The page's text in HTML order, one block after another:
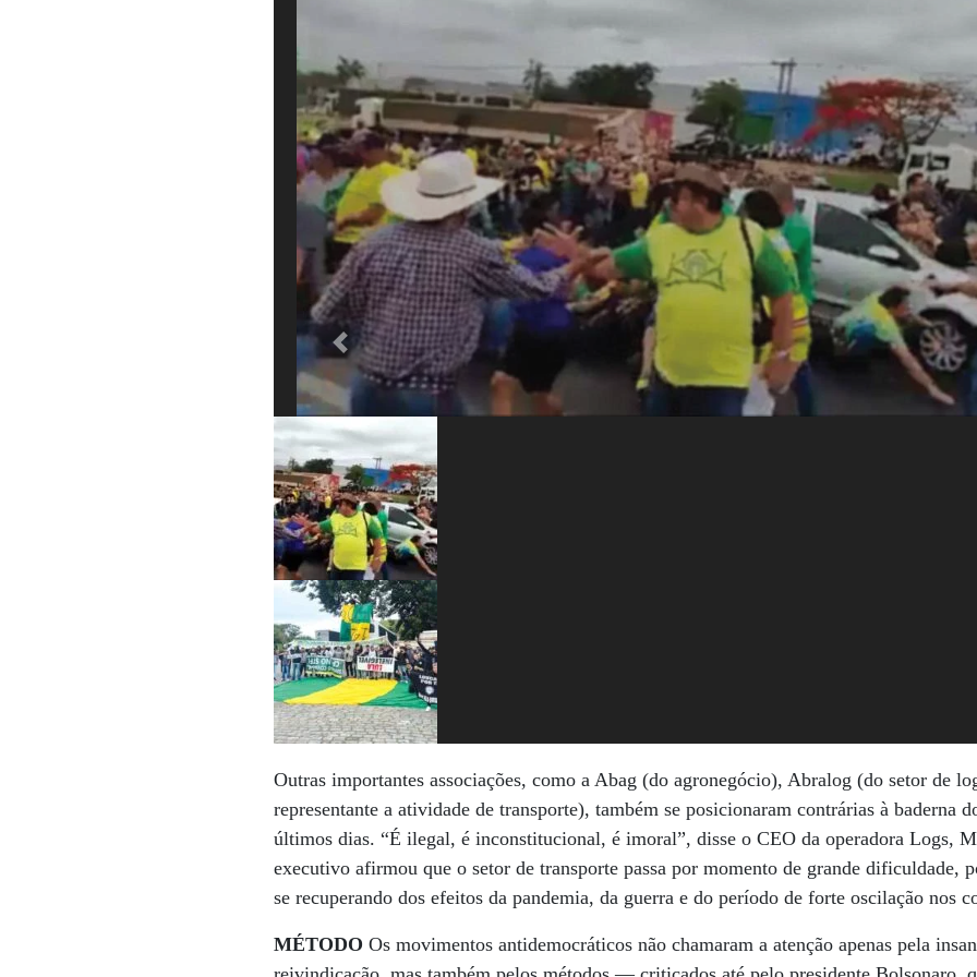
atropelamento proposital de sete manifestantes.
Previous
Outras importantes associações, como a Abag (do agronegócio), Abralog (do setor de
representante a atividade de transporte), também se posicionaram contrárias à baderna
últimos dias. “É ilegal, é inconstitucional, é imoral”, disse o CEO da operadora Logs,
executivo afirmou que o setor de transporte passa por momento de grande dificuldade,
se recuperando dos efeitos da pandemia, da guerra e do período de forte oscilação nos
MÉTODO Os movimentos antidemocráticos não chamaram a atenção apenas pela